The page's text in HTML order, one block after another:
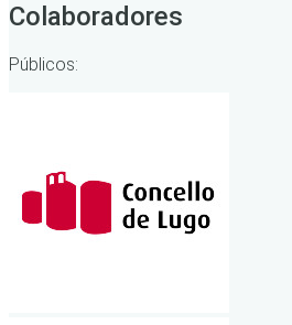
Colaboradores
Públicos: